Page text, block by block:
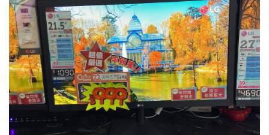
EduTech
IT Times
生成式AI與雲端應用
Enterprise Digital Transformation
特集